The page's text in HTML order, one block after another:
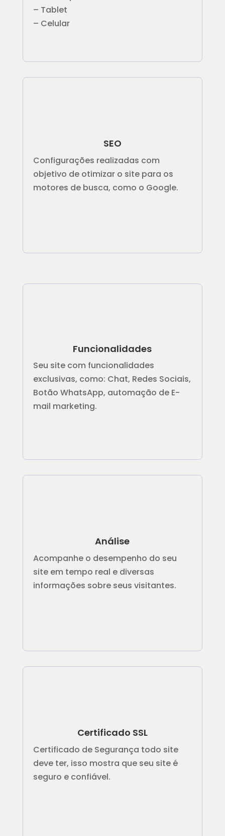
– Tablet
– Celular
SEO
Configurações realizadas com
objetivo de otimizar o site para os
motores de busca, como o Google.
Funcionalidades
Seu site com funcionalidades
exclusivas, como: Chat, Redes Sociais,
Botão WhatsApp, automação de E-
mail marketing.
Análise
Acompanhe o desempenho do seu
site em tempo real e diversas
informações sobre seus visitantes.
Certificado SSL
Certificado de Segurança todo site
deve ter, isso mostra que seu site é
seguro e confiável.